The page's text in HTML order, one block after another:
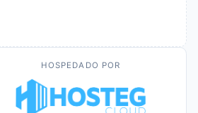
HOSPEDADO POR